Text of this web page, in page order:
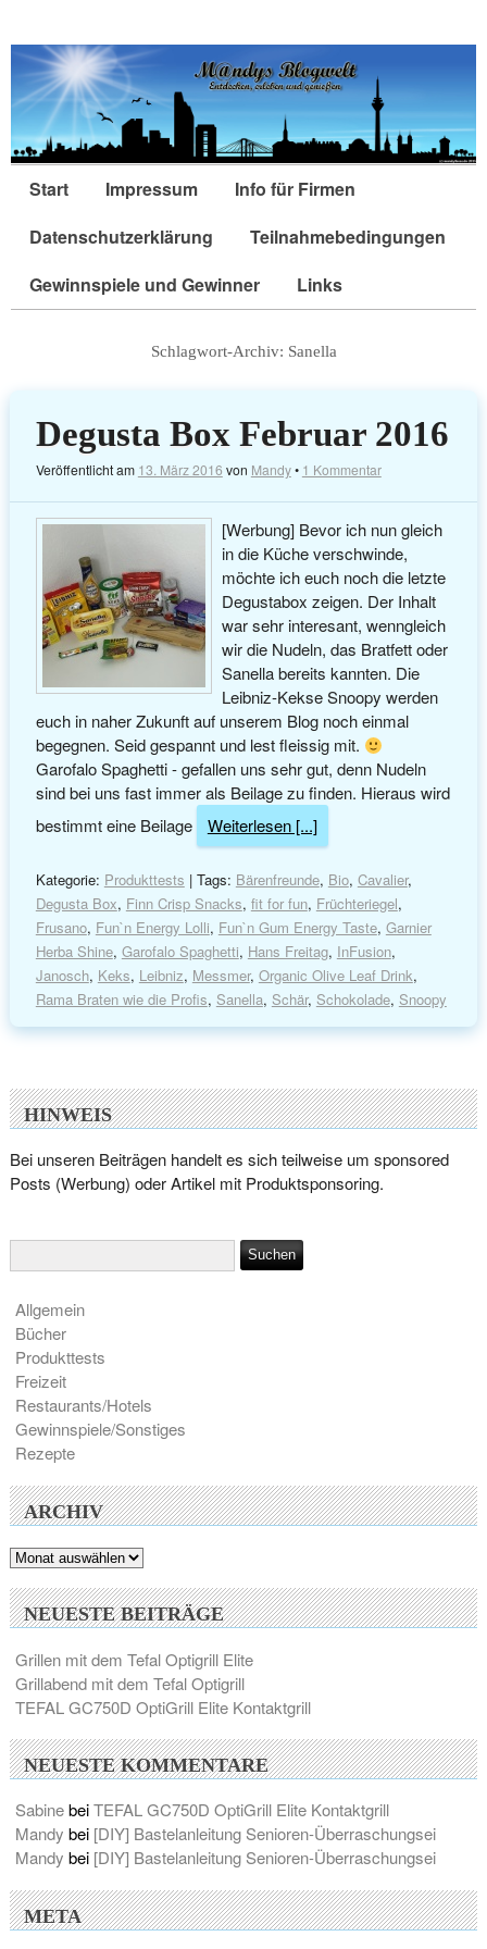
Start Impressum
Info für Firmen
Datenschutzerklärung
Teilnahmebedingungen
Gewinnspiele und Gewinner
Links
Schlagwort-Archiv: Sanella
Degusta Box Februar 2016
Veröffentlicht am 13. März 2016 von Mandy• 1 Kommentar
[Werbung] Bevor ich nun gleich
in die Küche verschwinde,
möchte ich euch noch die letzte
Degustabox zeigen. Der Inhalt
war sehr interesant, wenngleich
wir die Nudeln, das Bratfett oder
Sanella bereits kannten. Die
Leibniz-Kekse Snoopy werden
euch in naher Zukunft auf unserem Blog noch einmal
begegnen. Seid gespannt und lest fleissig mit.
Garofalo Spaghetti - gefallen uns sehr gut, denn Nudeln
sind bei uns fast immer als Beilage zu finden. Hieraus wird
bestimmt eine Beilage
Weiterlesen [...]
Kategorie: Produkttests | Tags: Bärenfreunde, Bio, Cavalier,
Degusta Box, Finn Crisp Snacks, fit for fun, Früchteriegel,
Frusano, Fun`n Energy Lolli, Fun`n Gum Energy Taste, Garnier
Herba Shine, Garofalo Spaghetti, Hans Freitag, InFusion,
Janosch, Keks, Leibniz, Messmer, Organic Olive Leaf Drink,
Rama Braten wie die Profis, Sanella, Schär, Schokolade, Snoopy
HINWEIS
Bei unseren Beiträgen handelt es sich teilweise um sponsored
Posts (Werbung) oder Artikel mit Produktsponsoring.
Allgemein
Bücher
Produkttests
Freizeit
Restaurants/Hotels
Gewinnspiele/Sonstiges
Rezepte
ARCHIV
Archiv
NEUESTE BEITRÄGE
Grillen mit dem Tefal Optigrill Elite
Grillabend mit dem Tefal Optigrill
TEFAL GC750D OptiGrill Elite Kontaktgrill
NEUESTE KOMMENTARE
SabinebeiTEFAL GC750D OptiGrill Elite Kontaktgrill
Mandy bei [DIY] Bastelanleitung Senioren-Überraschungsei
Mandy bei [DIY] Bastelanleitung Senioren-Überraschungsei
META